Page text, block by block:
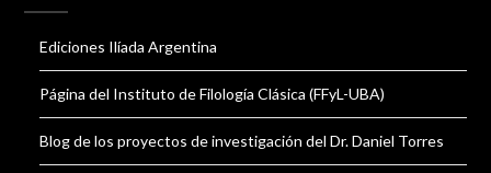
Ediciones Ilíada Argentina
Página del Instituto de Filología Clásica (FFyL-UBA)
Blog de los proyectos de investigación del Dr. Daniel Torres